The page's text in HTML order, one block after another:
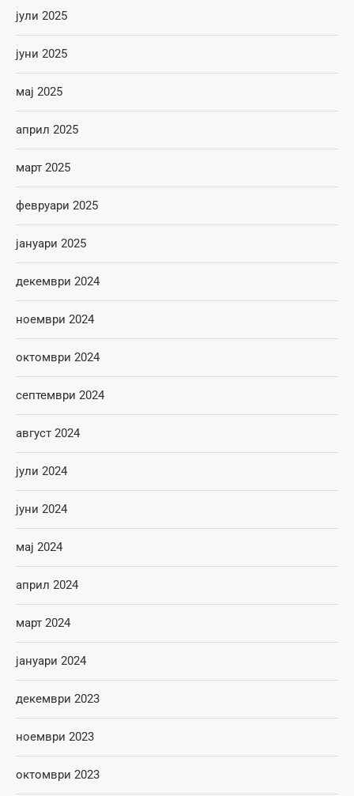
јули 2025
јуни 2025
мај 2025
април 2025
март 2025
февруари 2025
јануари 2025
декември 2024
ноември 2024
октомври 2024
септември 2024
август 2024
јули 2024
јуни 2024
мај 2024
април 2024
март 2024
јануари 2024
декември 2023
ноември 2023
октомври 2023